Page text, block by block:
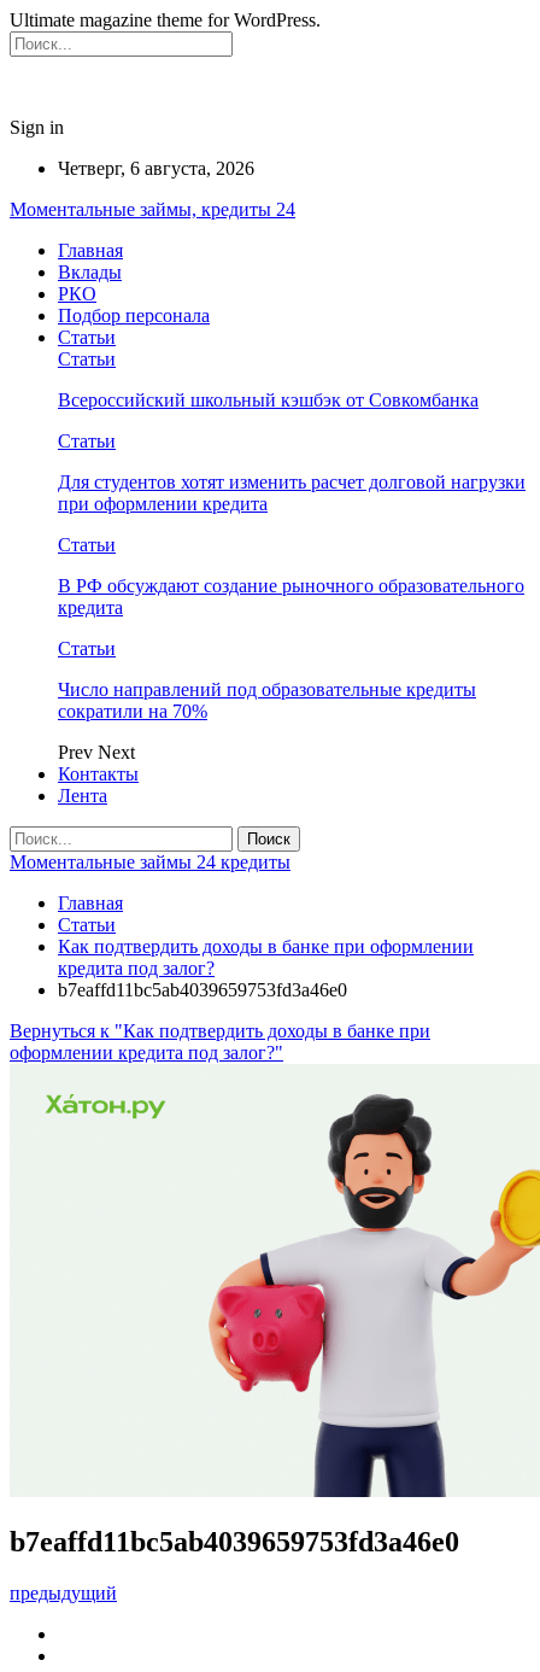
Ultimate magazine theme for WordPress.
Sign in
Четверг, 6 августа, 2026
Моментальные займы, кредиты 24
Главная
Вклады
РКО
Подбор персонала
Статьи
Статьи
Всероссийский школьный кэшбэк от Совкомбанка
Статьи
Для студентов хотят изменить расчет долговой нагрузки
при оформлении кредита
Статьи
В РФ обсуждают создание рыночного образовательного
кредита
Статьи
Число направлений под образовательные кредиты
сократили на 70%
Prev Next
Контакты
Лента
Моментальные займы 24 кредиты
Главная
Статьи
Как подтвердить доходы в банке при оформлении
кредита под залог?
b7eaffd11bc5ab4039659753fd3a46e0
Вернуться к "Как подтвердить доходы в банке при
оформлении кредита под залог?"
b7eaffd11bc5ab4039659753fd3a46e0
предыдущий